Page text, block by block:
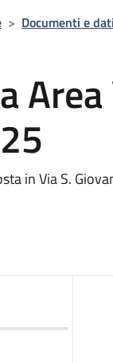
> Documenti e dati
in Via S.